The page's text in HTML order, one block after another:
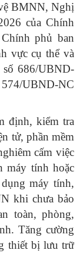
BMNN, Nghị
của Chính
phủ ban
vực cụ thể và
686/UBND-
UBND-NC
định, kiểm tra
tử, phần mềm
cấm việc
máy tính hoặc
máy tính,
khi chưa bảo
toàn, phòng,
Tăng cường
thiết bị lưu trữ